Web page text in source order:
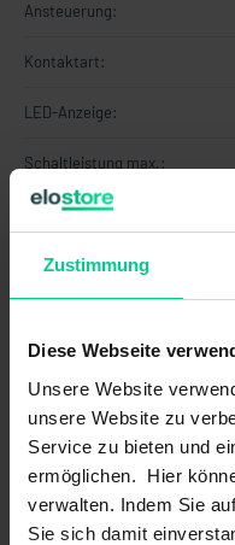
Zustimmung
Diese Webseite
Unsere Website
unsere Website zu
Service zu bieten und
ermöglichen. Hier
verwalten. Indem Sie
Sie sich damit
Ansteuerung:
Kontaktart:
LED-Anzeige:
Schaltleistung max.:
Schaltprinzip:
Schaltspannung max.:
Technologie:
Abmessungen: